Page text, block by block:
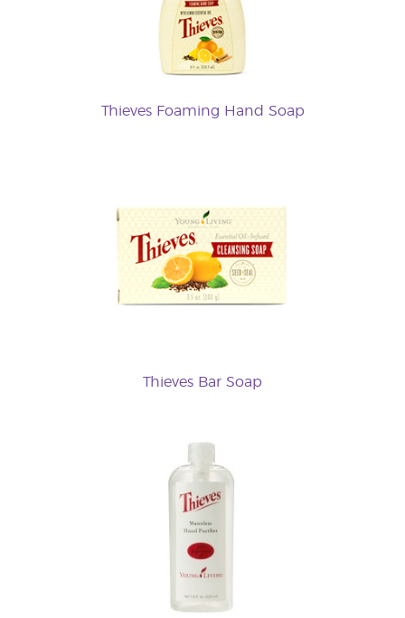
Thieves Foaming Hand Soap
Thieves Bar Soap